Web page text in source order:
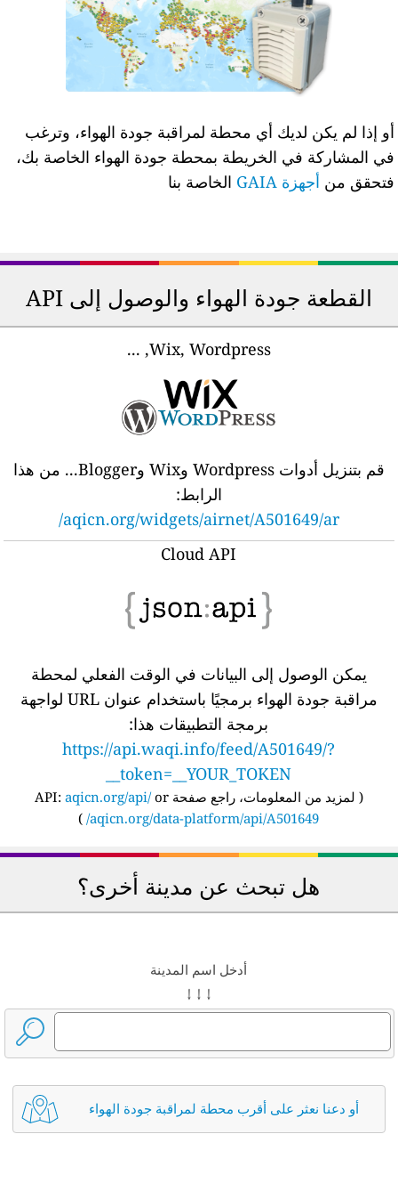
أو إذا لم يكن لديك أي محطة لمراقبة جودة الهواء، وترغب
في المشاركة في الخريطة بمحطة جودة الهواء الخاصة بك،
فتحقق من أجهزة GAIA الخاصة بنا
القطعة جودة الهواء والوصول إلى API
Wix, Wordpress, ...
قم بتنزيل أدوات Wordpress وWix وBlogger... من هذا
الرابط:
aqicn.org/widgets/airnet/A501649/ar/
Cloud API
يمكن الوصول إلى البيانات في الوقت الفعلي لمحطة
مراقبة جودة الهواء برمجيًا باستخدام عنوان URL لواجهة
برمجة التطبيقات هذا:
https://api.waqi.info/feed/A501649/?
token=__YOUR_TOKEN__
(لمزيد من المعلومات، راجع صفحة API: aqicn.org/api/or
aqicn.org/data-platform/api/A501649/
)
هل تبحث عن مدينة أخرى؟
أدخل اسم المدينة
↓ ↓ ↓
أو دعنا نعثر على أقرب محطة لمراقبة جودة الهواء